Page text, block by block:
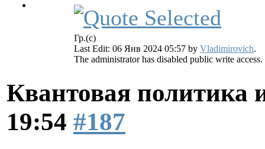
Гр.(с)
Last Edit: 06 Янв 2024 05:57 by Vladimirovich.
The administrator has disabled public write access.
Квантовая политика
19:54 #187